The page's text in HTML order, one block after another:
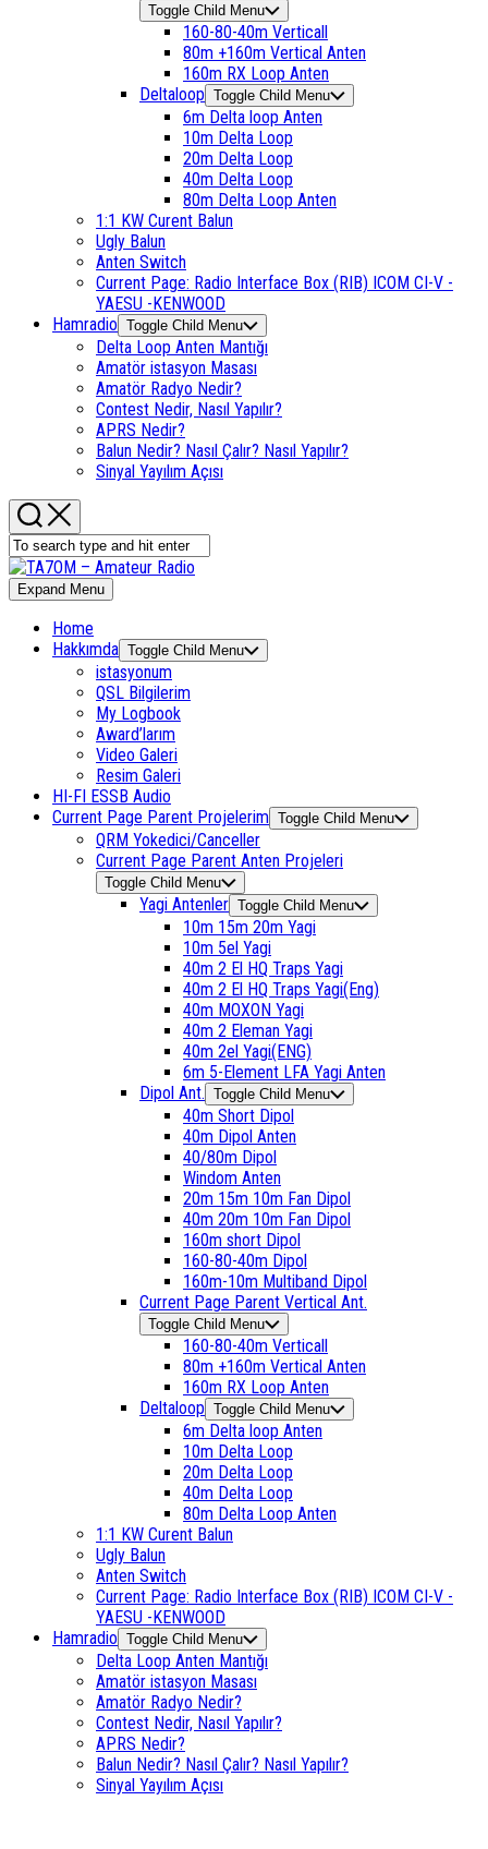
Toggle Child Menu
160-80-40m Verticall
80m +160m Vertical Anten
160m RX Loop Anten
Deltaloop Toggle Child Menu
6m Delta loop Anten
10m Delta Loop
20m Delta Loop
40m Delta Loop
80m Delta Loop Anten
1:1 KW Curent Balun
Ugly Balun
Anten Switch
Current Page: Radio Interface Box (RIB) ICOM CI-V -
YAESU -KENWOOD
Hamradio Toggle Child Menu
Delta Loop Anten Mantığı
Amatör istasyon Masası
Amatör Radyo Nedir?
Contest Nedir, Nasıl Yapılır?
APRS Nedir?
Balun Nedir? Nasıl Çalır? Nasıl Yapılır?
Sinyal Yayılım Açısı
Expand Menu
Home
Hakkımda Toggle Child Menu
istasyonum
QSL Bilgilerim
My Logbook
Award’larım
Video Galeri
Resim Galeri
HI-FI ESSB Audio
Current Page Parent Projelerim Toggle Child Menu
QRM Yokedici/Canceller
Current Page Parent Anten Projeleri
Toggle Child Menu
Yagi Antenler Toggle Child Menu
10m 15m 20m Yagi
10m 5el Yagi
40m 2 El HQ Traps Yagi
40m 2 El HQ Traps Yagi(Eng)
40m MOXON Yagi
40m 2 Eleman Yagi
40m 2el Yagi(ENG)
6m 5-Element LFA Yagi Anten
Dipol Ant. Toggle Child Menu
40m Short Dipol
40m Dipol Anten
40/80m Dipol
Windom Anten
20m 15m 10m Fan Dipol
40m 20m 10m Fan Dipol
160m short Dipol
160-80-40m Dipol
160m-10m Multiband Dipol
Current Page Parent Vertical Ant.
Toggle Child Menu
160-80-40m Verticall
80m +160m Vertical Anten
160m RX Loop Anten
Deltaloop Toggle Child Menu
6m Delta loop Anten
10m Delta Loop
20m Delta Loop
40m Delta Loop
80m Delta Loop Anten
1:1 KW Curent Balun
Ugly Balun
Anten Switch
Current Page: Radio Interface Box (RIB) ICOM CI-V -
YAESU -KENWOOD
Hamradio Toggle Child Menu
Delta Loop Anten Mantığı
Amatör istasyon Masası
Amatör Radyo Nedir?
Contest Nedir, Nasıl Yapılır?
APRS Nedir?
Balun Nedir? Nasıl Çalır? Nasıl Yapılır?
Sinyal Yayılım Açısı